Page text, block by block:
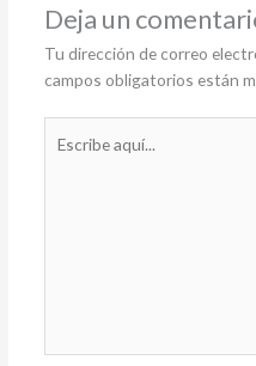
Deja un
Tu dirección de correo
campos obligatorios están
aquí...